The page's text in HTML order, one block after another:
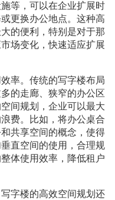
等，可以在企业扩展时
更换办公地点。这种高
的便利，特别是对于那
场变化，快速适应扩展
率。传统的写字楼布局
的走廊、狭窄的办公区
间规划，企业可以最大
费。比如，将办公桌合
共享空间的概念，使得
直空间的使用，合理规
体使用效率，降低租户
字楼的高效空间规划还